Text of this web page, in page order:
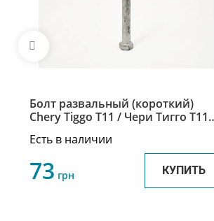
Болт развальный (короткий)
Chery Tiggo Т11 / Чери Тигго Т11
Есть в наличии
73 грн КУПИТЬ